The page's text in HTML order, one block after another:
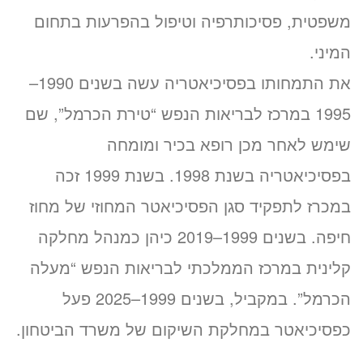
משפטית, פסיכותרפיה וטיפול בהפרעות בתחום
המיני.
את התמחותו בפסיכיאטריה עשה בשנים 1990–
1995 במרכז לבריאות הנפש “טירת הכרמל”, שם
שימש לאחר מכן רופא בכיר ומומחה
בפסיכיאטריה בשנת 1998. בשנת 1999 זכה
במכרז לתפקיד סגן הפסיכיאטר המחוזי של מחוז
חיפה. בשנים 1999–2019 כיהן כמנהל מחלקה
קלינית במרכז הממלכתי לבריאות הנפש “מעלה
הכרמל”. במקביל, בשנים 1999–2025 פעל
כפסיכיאטר במחלקת השיקום של משרד הביטחון.